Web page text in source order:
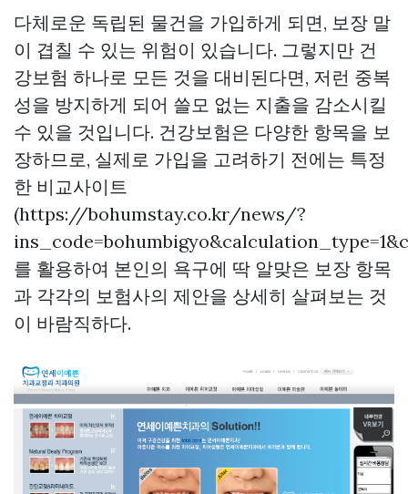
다체로운 독립된 물건을 가입하게 되면, 보장 말
이 겹칠 수 있는 위험이 있습니다. 그렇지만 건
강보험 하나로 모든 것을 대비된다면, 저런 중복
성을 방지하게 되어 쓸모 없는 지출을 감소시킬
수 있을 것입니다. 건강보험은 다양한 항목을 보
장하므로, 실제로 가입을 고려하기 전에는 특정
한 비교사이트
(https://bohumstay.co.kr/news/?
를 활용하여 본인의 욕구에 딱 알맞은 보장 항목
과 각각의 보험사의 제안을 상세히 살펴보는 것
이 바람직하다.